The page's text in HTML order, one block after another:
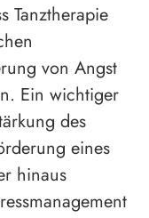
Tanztherapie
von Angst
Ein wichtiger
des
eines
hinaus